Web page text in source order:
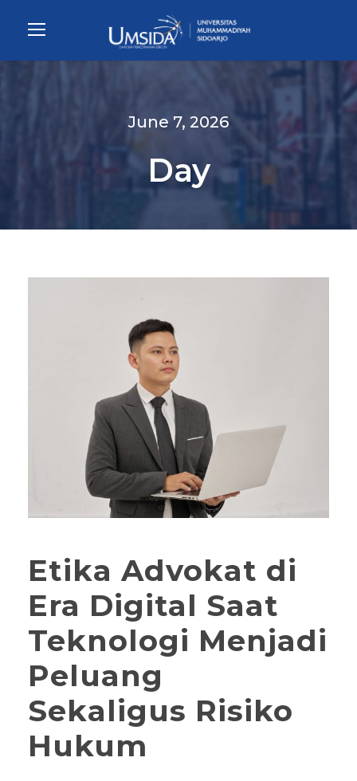
June 7, 2026
Day
Etika Advokat di
Era Digital Saat
Teknologi Menjadi
Peluang
Sekaligus Risiko
Hukum